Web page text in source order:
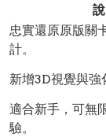
忠實還原原版關
計。
新增3D視覺與強
適合新手，可無
驗。